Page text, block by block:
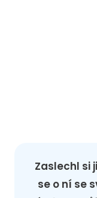
Zaslechl si
se o ní se